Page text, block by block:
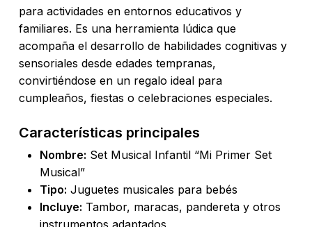
para actividades en entornos educativos y
familiares. Es una herramienta lúdica que
acompaña el desarrollo de habilidades cognitivas y
sensoriales desde edades tempranas,
convirtiéndose en un regalo ideal para
cumpleaños, fiestas o celebraciones especiales.
Características principales
Nombre: Set Musical Infantil “Mi Primer Set
Musical”
Tipo: Juguetes musicales para bebés
Incluye: Tambor, maracas, pandereta y otros
instrumentos adaptados